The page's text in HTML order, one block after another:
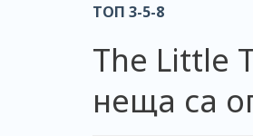
ТОП 3-5-8
The Little
неща са